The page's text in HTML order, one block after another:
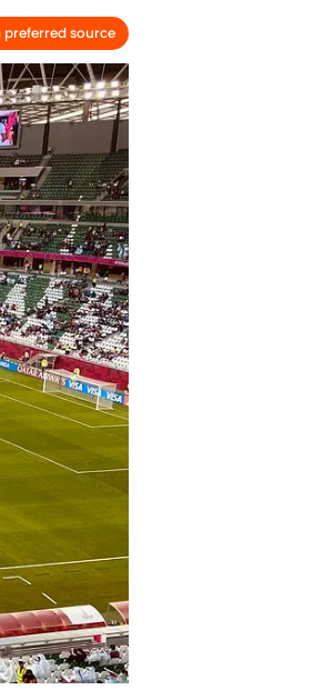
preferred source